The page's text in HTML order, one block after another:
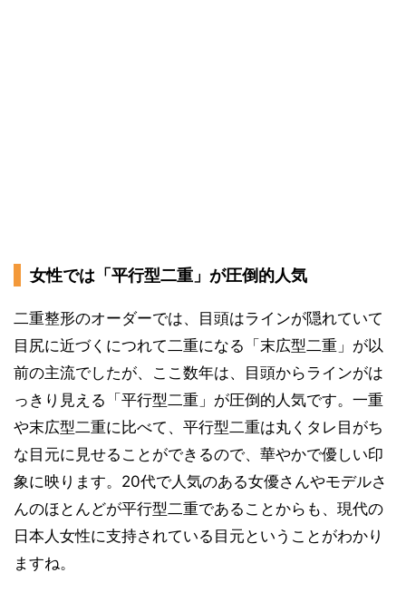
女性では「平行型二重」が圧倒的人気
二重整形のオーダーでは、目頭はラインが隠れていて
目尻に近づくにつれて二重になる「末広型二重」が以
前の主流でしたが、ここ数年は、目頭からラインがは
っきり見える「平行型二重」が圧倒的人気です。一重
や末広型二重に比べて、平行型二重は丸くタレ目がち
な目元に見せることができるので、華やかで優しい印
象に映ります。20代で人気のある女優さんやモデルさ
んのほとんどが平行型二重であることからも、現代の
日本人女性に支持されている目元ということがわかり
ますね。